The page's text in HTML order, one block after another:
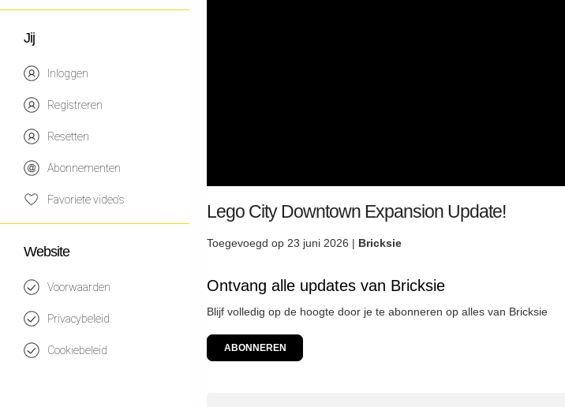
Jij
Inloggen
Registreren
Resetten
Abonnementen
Favoriete video's
Website
Voorwaarden
Privacybeleid
Cookiebeleid
Lego City Downtown Expansion Update!
Toegevoegd op 23 juni 2026 | Bricksie
Ontvang alle updates van Bricksie
Blijf volledig op de hoogte door je te abonneren op alles van Bricksie
ABONNEREN